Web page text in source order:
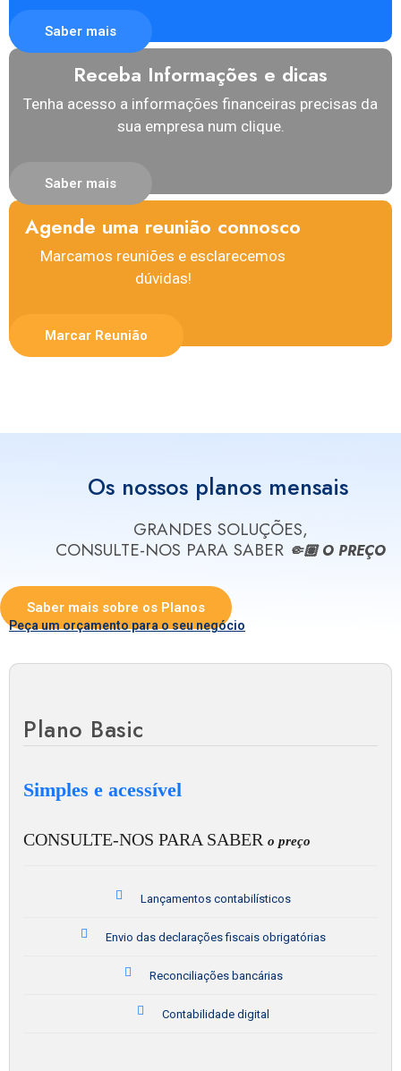
Saber mais
Receba Informações e dicas
Tenha acesso a informações financeiras precisas da
sua empresa num clique.
Saber mais
Agende uma reunião connosco
Marcamos reuniões e esclarecemos
dúvidas!
Marcar Reunião
Os nossos planos mensais
GRANDES SOLUÇÕES,
CONSULTE-NOS PARA SABER 🤏🏽 O PREÇO
Saber mais sobre os Planos
Peça um orçamento para o seu negócio
Plano Basic
Simples e acessível
CONSULTE-NOS PARA SABER o preço
Lançamentos contabilísticos
Envio das declarações fiscais obrigatórias
Reconciliações bancárias
Contabilidade digital